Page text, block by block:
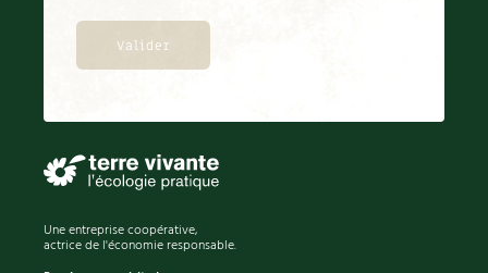
Une entreprise coopérative,
actrice de l'économie responsable.